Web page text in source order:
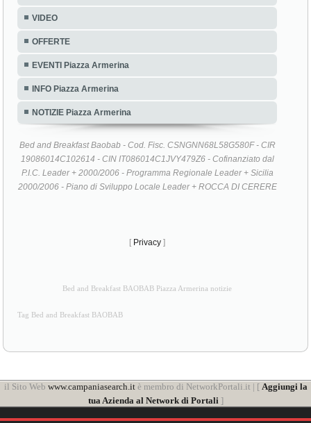
VIDEO
OFFERTE
EVENTI Piazza Armerina
INFO Piazza Armerina
NOTIZIE Piazza Armerina
Bed and Breakfast Baobab - Cod. Fisc. CSNGNN68L58G580F - CIR
19086014C102614 - CIN IT086014C1JVY479Z6 - Cofinanziato dal
P.I.C. Leader + 2000/2006 - Programma Regionale Leader + Sicilia
2000/2006 - Piano di Sviluppo Locale Leader + ROCCA DI CERERE
[ Privacy ]
Bed and Breakfast BAOBAB Piazza Armerina notizie
Tag Bed and Breakfast BAOBAB
il Sito Web www.campaniasearch.itè membro di NetworkPortali.it | [ Aggiungi la
tua Azienda al Network di Portali ]